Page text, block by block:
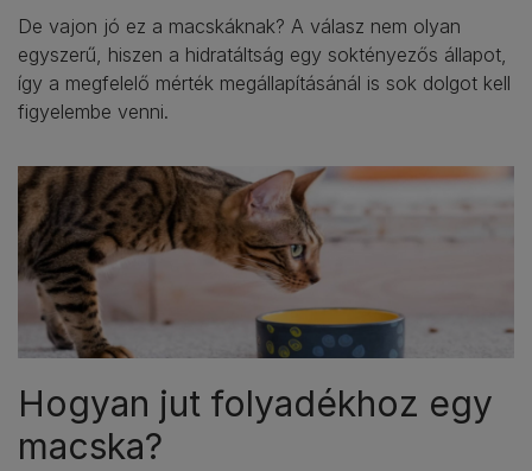
De vajon jó ez a macskáknak? A válasz nem olyan
egyszerű, hiszen a hidratáltság egy soktényezős állapot,
így a megfelelő mérték megállapításánál is sok dolgot kell
figyelembe venni.
Hogyan jut folyadékhoz egy
macska?